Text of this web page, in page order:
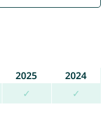
2025
2024
✓ ✓